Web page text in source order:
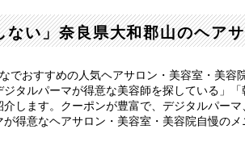
ない」奈良県大和郡山のヘア
でおすすめの人気ヘアサロン・美容室・美
タルパーマが得意な美容師を探している」
します。クーポンが豊富で、デジタルパー
得意なヘアサロン・美容室・美容院自慢のメ